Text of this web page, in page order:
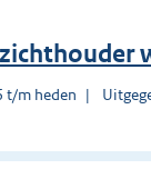
t/m heden